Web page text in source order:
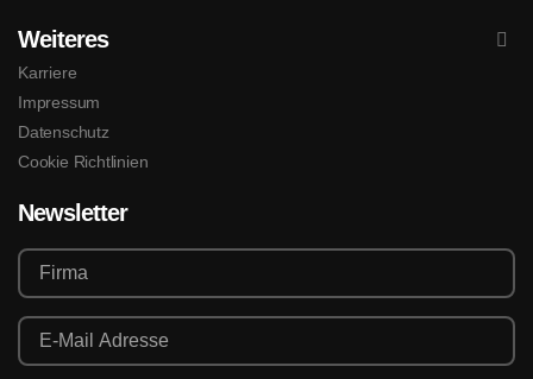
Weiteres
Karriere
Impressum
Datenschutz
Cookie Richtlinien
Newsletter